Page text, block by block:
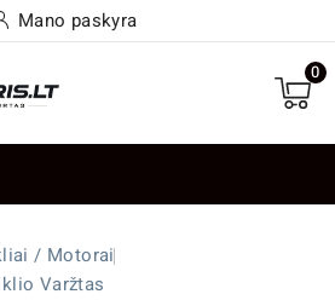
Mano paskyra
0
/ Motorai
Varžtas